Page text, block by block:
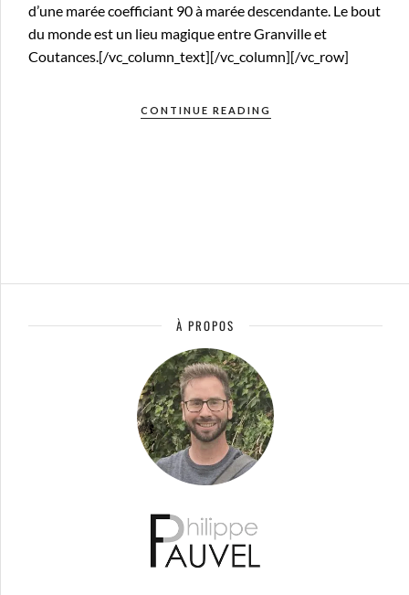
d’une marée coefficiant 90 à marée descendante. Le bout
du monde est un lieu magique entre Granville et
Coutances.[/vc_column_text][/vc_column][/vc_row]
CONTINUE READING
À PROPOS